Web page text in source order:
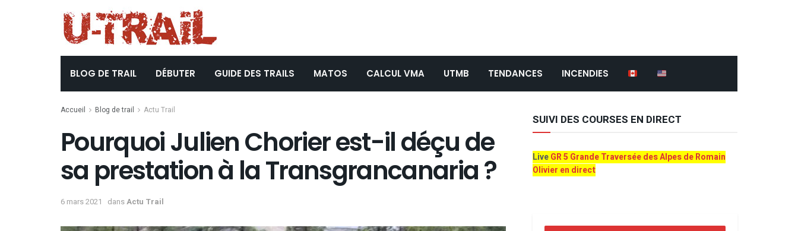
BLOG DE TRAIL DÉBUTER GUIDE DES TRAILS MATOS CALCUL VMA UTMB TENDANCES INCENDIES
Accueil Blog de trail Actu Trail
Pourquoi Julien Chorier est-il déçu de
sa prestation à la Transgrancanaria ?
6 mars 2021 dansActu Trail
SUIVI DES COURSES EN DIRECT
LiveGR 5 Grande Traversée des Alpes de Romain
Olivier en direct